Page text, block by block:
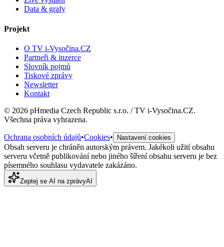
Data & grafy
Projekt
O TV i-Vysočina.CZ
Partneři & inzerce
Slovník pojmů
Tiskové zprávy
Newsletter
Kontakt
© 2026 pHmedia Czech Republic s.r.o. / TV i-Vysočina.CZ.
Všechna práva vyhrazena.
Ochrana osobních údajů•Cookies• Nastavení cookies
Obsah serveru je chráněn autorským právem. Jakékoli užití obsahu
serveru včetně publikování nebo jiného šíření obsahu serveru je bez
písemného souhlasu vydavatele zakázáno.
Zeptej se AI na zprávyAI